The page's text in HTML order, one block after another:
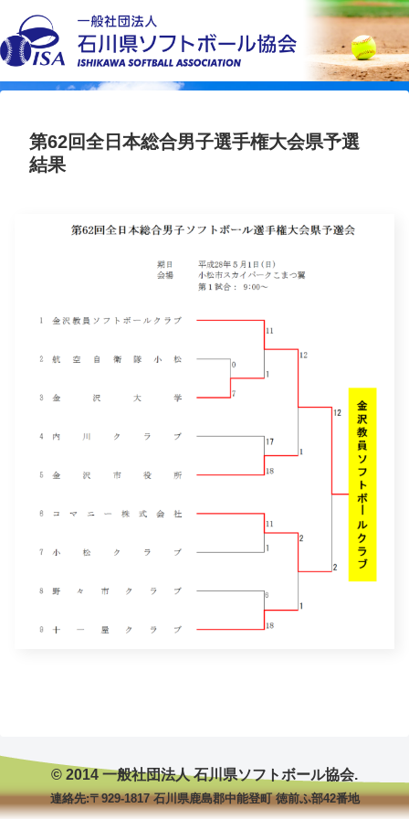
第62回全日本総合男子選手権大会県予選
結果
© 2014 一般社団法人 石川県ソフトボール協会.
連絡先:〒929-1817 石川県鹿島郡中能登町 徳前ふ部42番地